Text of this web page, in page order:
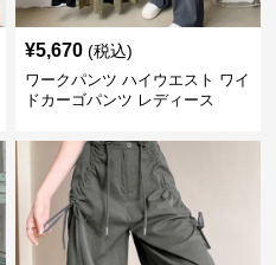
¥5,670 (税込)
ワークパンツ ハイウエスト ワイ
ドカーゴパンツ レディース